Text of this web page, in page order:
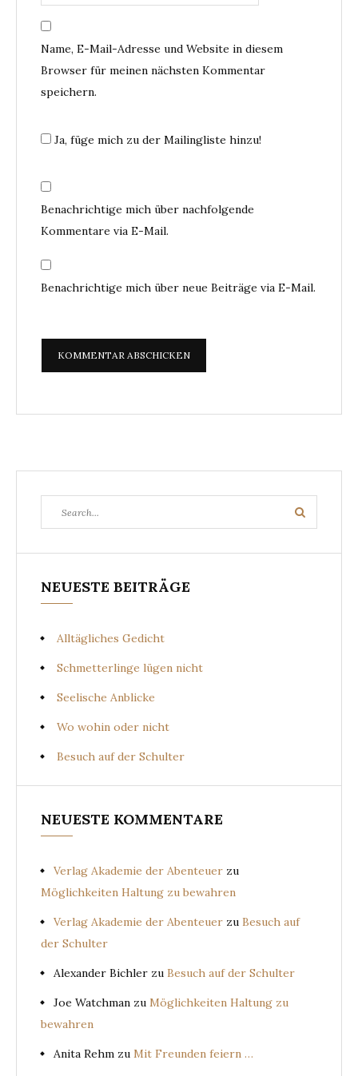
Name, E-Mail-Adresse und Website in diesem
Browser für meinen nächsten Kommentar
speichern.
Ja, füge mich zu der Mailingliste hinzu!
Benachrichtige mich über nachfolgende
Kommentare via E-Mail.
Benachrichtige mich über neue Beiträge via E-Mail.
for:
Search
NEUESTE BEITRÄGE
Alltägliches Gedicht
Schmetterlinge lügen nicht
Seelische Anblicke
Wo wohin oder nicht
Besuch auf der Schulter
NEUESTE KOMMENTARE
Verlag Akademie der Abenteuer zu
Möglichkeiten Haltung zu bewahren
Verlag Akademie der Abenteuer zu Besuch auf
der Schulter
Alexander Bichler zu Besuch auf der Schulter
Joe Watchman zu Möglichkeiten Haltung zu
bewahren
Anita Rehm zu Mit Freunden feiern …